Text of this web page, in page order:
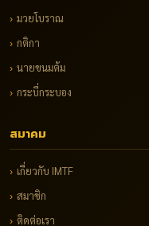
› มวยโบราณ
› กติกา
› นายขนมต้ม
› กระบี่กระบอง
สมาคม
› เกี่ยวกับ IMTF
› สมาชิก
› ติดต่อเรา